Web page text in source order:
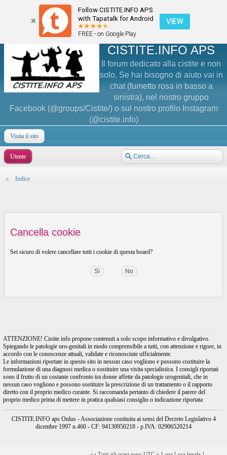
Follow CISTITE.INFO APS
with Tapatalk for Android
FREE - on Google Play
VIEW
CISTITE.INFO APS
Il forum dedicato alla cistite e non
solo. Se hai bisogno di aiuto vai in
chat (fumetto rosa in basso a
sinistra), nel nostro gruppo
Facebook (@groups/Cistite/) o sul nostro profilo Instagram
(@cistite.info)
Visita il sito
Utente
Indice
Cancella cookie
Sei sicuro di volere cancellare tutti i cookie di questa board?
ATTENZIONE! Cistite.info propone contenuti a solo scopo informativo e divulgativo.
Spiegando le patologie uro-genitali in modo comprensibile a tutti, con attenzione e rigore, in
accordo con le conoscenze attuali, validate e riconosciute ufficialmente.
Le informazioni riportate in questo sito in nessun caso vogliono e possono costituire la
formulazione di una diagnosi medica o sostituire una visita specialistica. I consigli riportati
sono il frutto di un costante confronto tra donne affette da patologie urogenitali, che in
nessun caso vogliono e possono sostituire la prescrizione di un trattamento o il rapporto
diretto con il proprio medico curante. Si raccomanda pertanto di chiedere il parere del
proprio medico prima di mettere in pratica qualsiasi consiglio o indicazione riportata
CISTITE.INFO aps Onlus - Associazione costituita ai sensi del Decreto Legislativo 4
dicembre 1997 n.460 - CF: 94130950218 - p.IVA: 02906520214